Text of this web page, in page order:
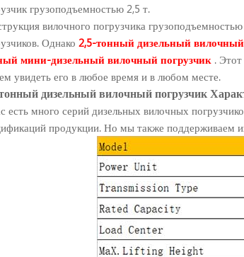
грузоподъемностью 2,5 т.
вилочного погрузчика
Однако 2,5-тонный дизельный
мини-дизельный вилочный погрузчик. Этот
увидеть его в любое время и в любом месте.
дизельный вилочный погрузчик
есть много серий дизельных вилочных
продукции. Но мы также поддерживаем